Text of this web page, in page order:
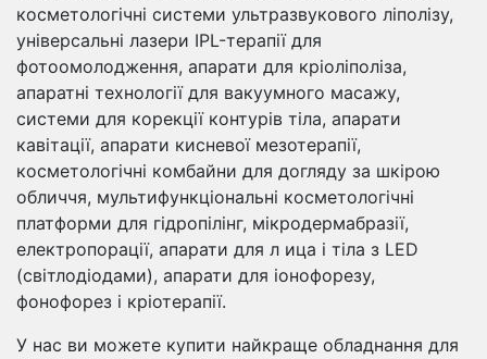
косметологічні системи ультразвукового ліполізу,
універсальні лазери IPL-терапії для
фотоомолодження, апарати для кріоліполіза,
апаратні технології для вакуумного масажу,
системи для корекції контурів тіла, апарати
кавітації, апарати кисневої мезотерапії,
косметологічні комбайни для догляду за шкірою
обличчя, мультифункціональні косметологічні
платформи для гідропілінг, мікродермабразії,
електропорації, апарати для л ица і тіла з LED
(світлодіодами), апарати для іонофорезу,
фонофорез і кріотерапії.
У нас ви можете купити найкраще обладнання для